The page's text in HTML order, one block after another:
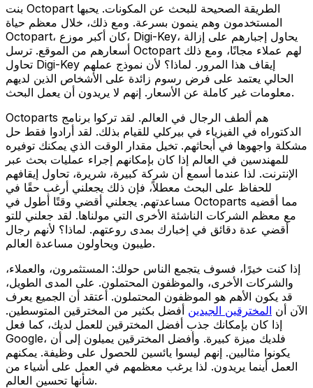
بنت Octopart الطريقة الصحيحة للبحث عن المكونات. يحبها
المستخدمون وهم ينمون بسرعة. ومع ذلك، خلال معظم حياة
Octopart، كان أكبر موزع، Digi-Key، يحاول إجبارهم على إزالة
أسعارهم من الموقع. ترسل Octopart لهم عملاء مجانًا، ومع ذلك
تحاول Digi-Key إيقاف هذا المرور. لماذا؟ لأن نموذج عملهم
الحالي يعتمد على فرض رسوم زائدة على الأشخاص الذين لديهم
معلومات غير كاملة عن الأسعار. إنهم لا يريدون أن يعمل البحث.
Octoparts هم ألطف الرجال في العالم. لقد تركوا برنامج
الدكتوراه في الفيزياء في بيركلي للقيام بذلك. لقد أرادوا فقط حل
مشكلة واجهوها في أبحاثهم. تخيل مقدار الوقت الذي يمكنك توفيره
للمهندسين في العالم إذا كان بإمكانهم إجراء عمليات بحث عبر
الإنترنت. لذا عندما أسمع أن شركة كبيرة، شريرة، تحاول إيقافهم
للحفاظ على البحث معطلاً، فإن ذلك يجعلني أرغب حقًا في
مساعدتهم. يجعلني أقضي وقتًا أطول في Octoparts مما أقضيه
مع معظم الشركات الناشئة الأخرى التي مولناها. لقد جعلني للتو
أقضي عدة دقائق في إخبارك بمدى روعتهم. لماذا؟ لأنهم رجال
طيبون ويحاولون مساعدة العالم.
إذا كنت خيرًا، فسوف يتجمع الناس حولك: المستثمرون، والعملاء،
والشركات الأخرى، والموظفون المحتملون. على المدى الطويل،
قد يكون الأهم هو الموظفون المحتملون. أعتقد أن الجميع يعرف
الآن أن المخترقين الجيدين أفضل بكثير من المخترقين المتوسطين.
إذا كان بإمكانك جذب أفضل المخترقين للعمل لديك، كما فعل
Google، فلديك ميزة كبيرة. وأفضل المخترقين يميلون إلى أن
يكونوا مثاليين. إنهم ليسوا يائسين للحصول على وظيفة. يمكنهم
العمل أينما يريدون. لذا يرغب معظمهم في العمل على أشياء من
شأنها تحسين العالم.